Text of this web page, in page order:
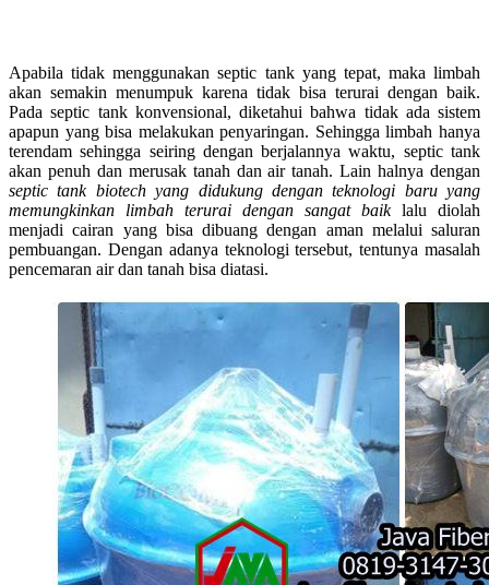
Apabila tidak menggunakan septic tank yang tepat, maka limbah
akan semakin menumpuk karena tidak bisa terurai dengan baik.
Pada septic tank konvensional, diketahui bahwa tidak ada sistem
apapun yang bisa melakukan penyaringan. Sehingga limbah hanya
terendam sehingga seiring dengan berjalannya waktu, septic tank
akan penuh dan merusak tanah dan air tanah. Lain halnya dengan
septic tank biotech yang didukung dengan teknologi baru yang
memungkinkan limbah terurai dengan sangat baiklalu diolah
menjadi cairan yang bisa dibuang dengan aman melalui saluran
pembuangan. Dengan adanya teknologi tersebut, tentunya masalah
pencemaran air dan tanah bisa diatasi.